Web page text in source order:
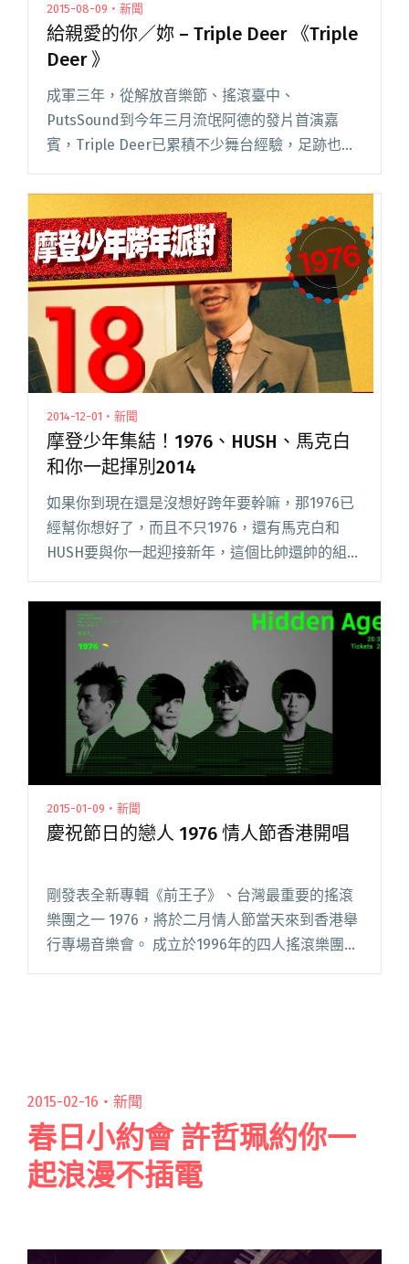
2015-08-09・新聞
給親愛的你／妳 – Triple Deer 《Triple
Deer 》
成軍三年，從解放音樂節、搖滾臺中、
PutsSound到今年三月流氓阿德的發片首演嘉
賓，Triple Deer已累積不少舞台經驗，足跡也悄
悄地行經全台各地。歷經三年的時光焠鍊，將近
一年的製作期，他們即將在今年暑假發行第一張
錄音室作品，首張同名閱讀全文 "給親愛的你／
妳 – Triple Deer 《Triple Deer 》"
2014-12-01・新聞
摩登少年集結！1976、HUSH、馬克白
和你一起揮別2014
如果你到現在還是沒想好跨年要幹嘛，那1976已
經幫你想好了，而且不只1976，還有馬克白和
HUSH要與你一起迎接新年，這個比帥還帥的組
合，誰能拒絕！ 元老級摩登少年 1976 與你相約
在12/31勾勒青春的模樣，舉辦一場迎接2015 新世
界閱讀全文 "摩登少年集結！1976、HUSH、馬克
白和你一起揮別2014"
2015-01-09・新聞
慶祝節日的戀人 1976 情人節香港開唱
剛發表全新專輯《前王子》、台灣最重要的搖滾
樂團之一 1976，將於二月情人節當天來到香港舉
行專場音樂會。 成立於1996年的四人搖滾樂團
1976，是台灣最具代表性的樂團之一，成立接近
2015-02-16・ 新聞
春日小約會 許哲珮約你一
起浪漫不插電